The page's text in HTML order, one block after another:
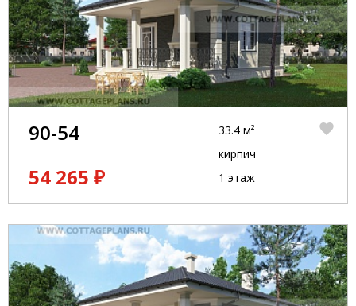
90-54
54 265 ₽
33.4 м²
кирпич
1 этаж